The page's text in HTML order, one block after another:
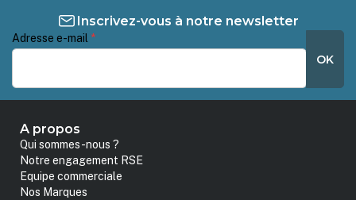
Inscrivez-vous à notre newsletter
Adresse e-mail *
OK
A propos
Qui sommes-nous ?
Notre engagement RSE
Equipe commerciale
Nos Marques